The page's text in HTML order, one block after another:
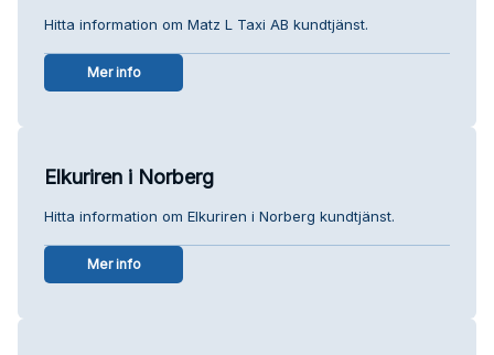
Hitta information om Matz L Taxi AB kundtjänst.
Mer info
Elkuriren i Norberg
Hitta information om Elkuriren i Norberg kundtjänst.
Mer info